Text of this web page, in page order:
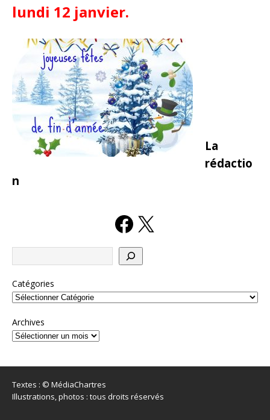
lundi 12 janvier.
La
rédactio
n
Catégories
Archives
Textes : © MédiaChartres
Illustrations, photos : tous droits réservés